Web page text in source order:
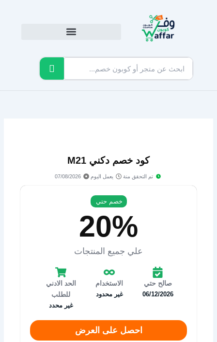
كود خصم دكني M21
تم التحقق منة يعمل اليوم 07/08/2026
خصم حتي
20%
علي جميع المنتجات
صالح حتي
06/12/2026
الاستخدام
غير محدود
الحد الادني
للطلب
غير محدد
احصل على العرض